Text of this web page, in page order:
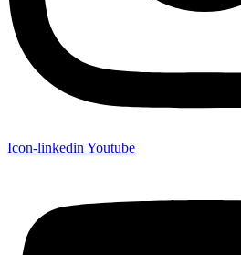
Icon-linkedin Youtube